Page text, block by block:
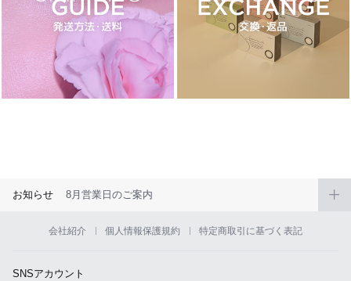
透明
乱視用
ハロウィンカラコン
ケア用品
総合掲示板
お知らせ 8月営業日のご案内
会社紹介 個人情報保護規約 特定商取引に基づく表記
SNSアカウント